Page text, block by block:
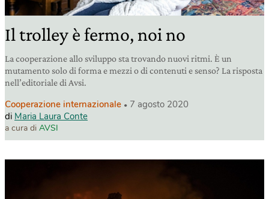
Il trolley è fermo, noi no
La cooperazione allo sviluppo sta trovando nuovi ritmi. È un
mutamento solo di forma e mezzi o di contenuti e senso? La risposta
nell’editoriale di Avsi.
Cooperazione internazionale
7 agosto 2020
di Maria Laura Conte
a cura di AVSI